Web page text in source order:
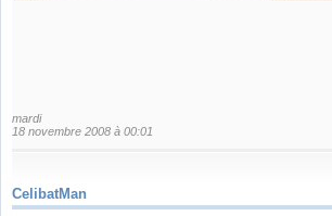
mardi
18 novembre 2008 à 00:01
CelibatMan